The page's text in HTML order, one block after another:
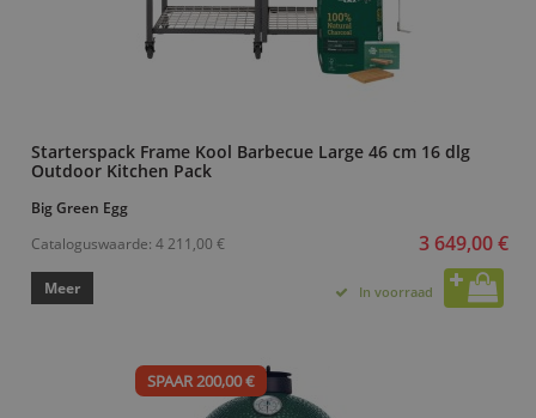
Starterspack Frame Kool Barbecue Large 46 cm 16 dlg
Outdoor Kitchen Pack
Big Green Egg
Cataloguswaarde: 4 211,00 € 3 649,00 €
Meer In voorraad
SPAAR 200,00 €